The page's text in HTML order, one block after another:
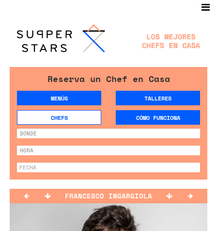
Reserva un Chef en Casa
MENÚS TALLERES
CHEFS CÓMO FUNCIONA
FRANCESCO INGARGIOLA